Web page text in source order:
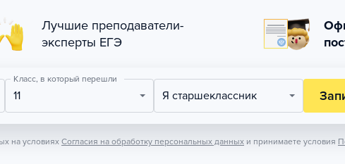
Лучшие преподаватели-
эксперты ЕГЭ
Класс, в который перешли
11 Я старшеклассник
на условиях Согласия на обработку персональных данных и принимаете условия